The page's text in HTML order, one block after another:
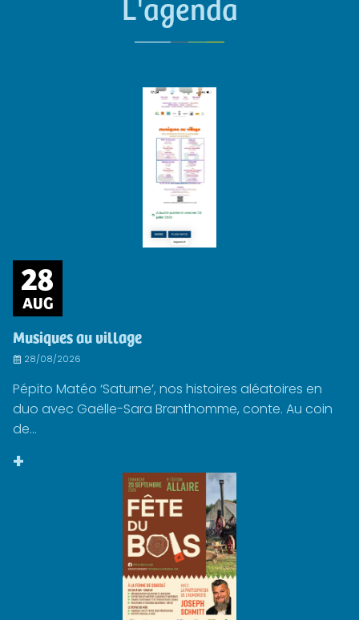
28
AUG
Musiques au village
28/08/2026
Pépito Matéo ‘Saturne’, nos histoires aléatoires en
duo avec Gaëlle-Sara Branthomme, conte. Au coin
de...
+